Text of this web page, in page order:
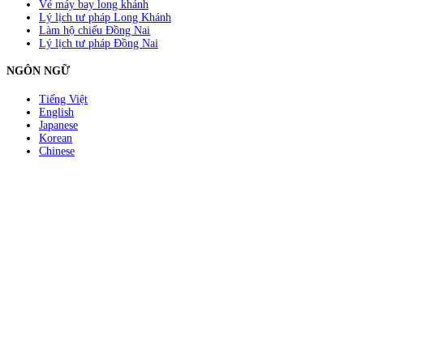
Vé máy bay long khánh
Lý lịch tư pháp Long Khánh
Làm hộ chiếu Đồng Nai
Lý lịch tư pháp Đồng Nai
NGÔN NGỮ
Tiếng Việt
English
Japanese
Korean
Chinese